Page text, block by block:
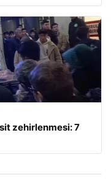
zehirlenmesi: 7